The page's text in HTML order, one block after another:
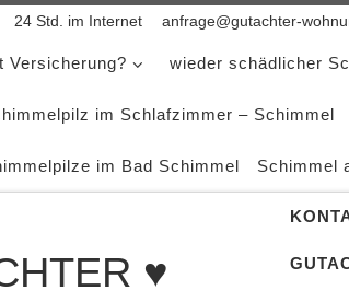
24 Std. im Internet anfrage@gutachter-
Versicherung? wieder schädlicher
im Schlafzimmer – Schimmel
im Bad Schimmel Schimmel
♥